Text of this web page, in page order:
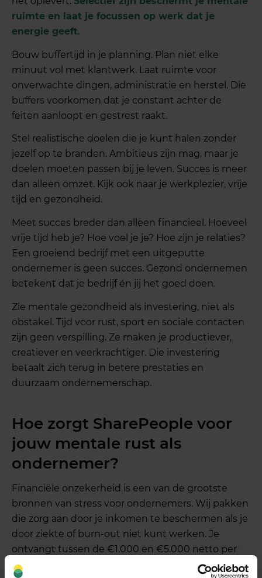
ruimte en laat je focussen op werk dat je
energie geeft.
Bouw buffertijd in je planning. Plan niet elke
minuut vol met klantwerk. Laat ruimte voor
onverwachte dingen, administratie en herstel. Die
buffers voorkomen dat je constant achter de
feiten aanloopt en gestrest raakt.
Stel realistische doelen die je kunt halen zonder
jezelf op te branden. Ambitieus zijn mag, maar je
doelen moeten passen bij je leven. Succes is meer
dan alleen omzet. Kijk ook naar je werkplezier, vrije
tijd en gezondheid.
Meet succes breder dan alleen financieel. Hoeveel
vrije tijd heb je? Hoe voel je je? Hoe zijn je relaties?
Een groeiend bedrijf met een uitgeputte
ondernemer is geen succes. Gezond ondernemen
betekent dat je bedrijf én jij het goed doen.
Zie mentale gezondheid als investering, niet als
obstakel. Tijd voor rust, sport en sociale contacten
zijn geen verspilling. Ze maken je productiever,
creatiever en veerkrachtiger. Die investering
betaalt zich terug in betere prestaties en
duurzaam ondernemerschap.
Hoe zorgt SharePeople voor
jouw mentale rust als
ondernemer?
Financiële onzekerheid is een van de grootste
bronnen van stress voor ondernemers. Wij pakken
die zorg aan door je inkomen te beschermen als je
door ziekte of burn-out niet kunt werken. Je
ontvangt tussen de €1.000 en €5.000 netto per
maand, waardoor je financiële rust hebt tijdens